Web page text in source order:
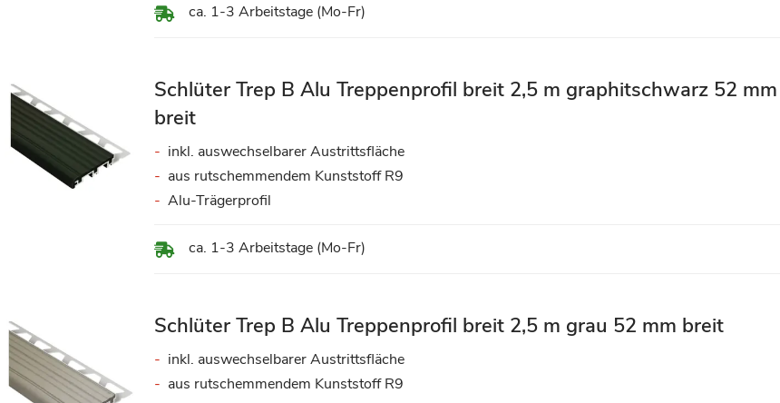
ca. 1-3 Arbeitstage (Mo-Fr)
Schlüter Trep B Alu Treppenprofil breit 2,5 m graphitschwarz 52 mm
breit
ca. 1-3 Arbeitstage (Mo-Fr)
inkl. auswechselbarer Austrittsfläche
aus rutschemmendem Kunststoff R9
Alu-Trägerprofil
Schlüter Trep B Alu Treppenprofil breit 2,5 m grau 52 mm breit
inkl. auswechselbarer Austrittsfläche
aus rutschemmendem Kunststoff R9